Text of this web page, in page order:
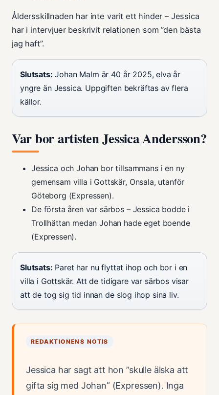
Åldersskillnaden har inte varit ett hinder – Jessica
har i intervjuer beskrivit relationen som ”den bästa
jag haft”.
Slutsats: Johan Malm är 40 år 2025, elva år
yngre än Jessica. Uppgiften bekräftas av flera
källor.
Var bor artisten Jessica Andersson?
Jessica och Johan bor tillsammans i en ny
gemensam villa i Gottskär, Onsala, utanför
Göteborg (Expressen).
De första åren var särbos – Jessica bodde i
Trollhättan medan Johan hade eget boende
(Expressen).
Slutsats: Paret har nu flyttat ihop och bor i en
villa i Gottskär. Att de tidigare var särbos visar
att de tog sig tid innan de slog ihop sina liv.
REDAKTIONENS NOTIS
Jessica har sagt att hon ”skulle älska att
gifta sig med Johan” (Expressen). Inga